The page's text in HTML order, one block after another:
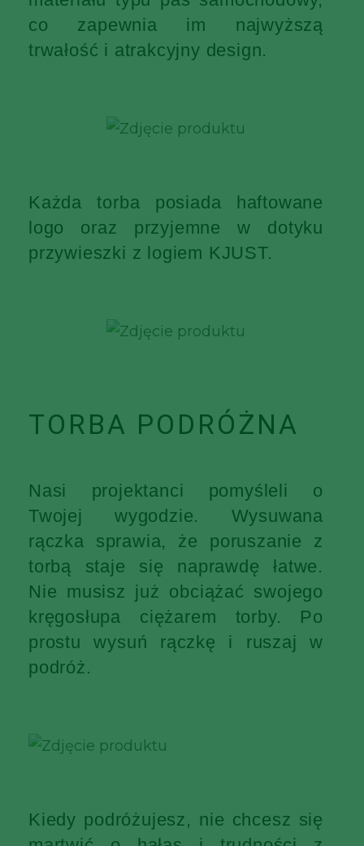
co zapewnia im najwyższą
trwałość i atrakcyjny design.
Każda torba posiada haftowane
logo oraz przyjemne w dotyku
przywieszki z logiem KJUST.
TORBA PODRÓŻNA
Nasi projektanci pomyśleli o
Twojej wygodzie. Wysuwana
rączka sprawia, że poruszanie z
torbą staje się naprawdę łatwe.
Nie musisz już obciążać swojego
kręgosłupa ciężarem torby. Po
prostu wysuń rączkę i ruszaj w
podróż.
Kiedy podróżujesz, nie chcesz się